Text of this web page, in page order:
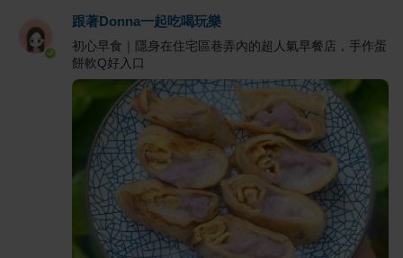
跟著Donna一起吃喝玩樂
初心早食｜隱身在住宅區巷弄內的超人氣早餐店，手作蛋
餅軟Q好入口